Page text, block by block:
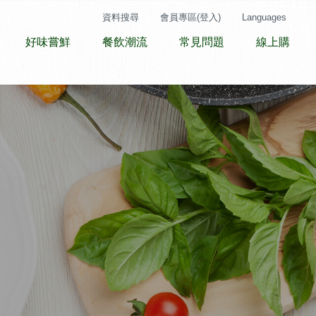
好味嘗鮮 餐飲潮流 常見問題 線上購
資料搜尋 會員專區(登入) Languages